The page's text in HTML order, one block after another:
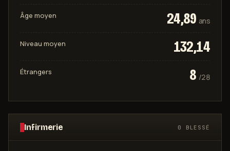
Âge moyen 24,89 ans
Niveau moyen 132,14
Étrangers 8 /28
Infirmerie 0 BLESSÉ